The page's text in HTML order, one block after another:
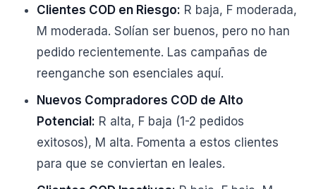
Clientes COD en Riesgo: R baja, F moderada,
M moderada. Solían ser buenos, pero no han
pedido recientemente. Las campañas de
reenganche son esenciales aquí.
Nuevos Compradores COD de Alto
Potencial: R alta, F baja (1-2 pedidos
exitosos), M alta. Fomenta a estos clientes
para que se conviertan en leales.